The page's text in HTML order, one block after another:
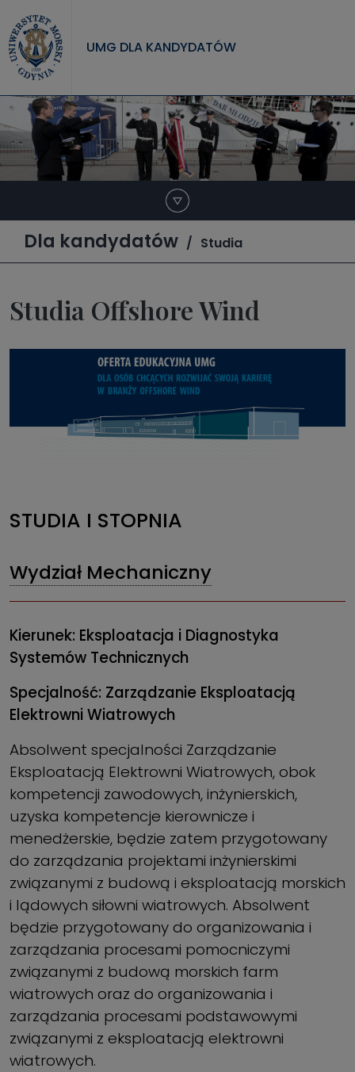
UMG DLA KANDYDATÓW
Dla kandydatów Studia
Studia Offshore Wind
STUDIA I STOPNIA
Wydział Mechaniczny
Kierunek: Eksploatacja i Diagnostyka
Systemów Technicznych
Specjalność: Zarządzanie Eksploatacją
Elektrowni Wiatrowych
Absolwent specjalności Zarządzanie
Eksploatacją Elektrowni Wiatrowych, obok
kompetencji zawodowych, inżynierskich,
uzyska kompetencje kierownicze i
menedżerskie, będzie zatem przygotowany
do zarządzania projektami inżynierskimi
związanymi z budową i eksploatacją morskich
i lądowych siłowni wiatrowych. Absolwent
będzie przygotowany do organizowania i
zarządzania procesami pomocniczymi
związanymi z budową morskich farm
wiatrowych oraz do organizowania i
zarządzania procesami podstawowymi
związanymi z eksploatacją elektrowni
wiatrowych.